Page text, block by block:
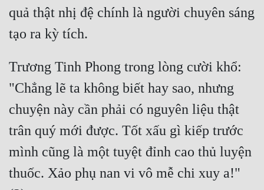
quả thật nhị đệ chính là người chuyên sáng
Trương Tinh Phong trong lòng cười khổ:
"Chẳng lẽ ta không biết hay sao, nhưng
chuyện này cần phải có nguyên liệu thật
trân quý mới được. Tốt xấu gì kiếp trước
mình cũng là một tuyệt đỉnh cao thủ luyện
thuốc. Xảo phụ nan vi vô mễ chi xuy a!"